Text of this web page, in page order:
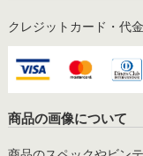
クレジットカード・代
商品の画像について